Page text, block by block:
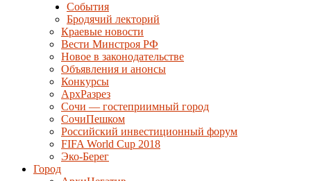
События
Бродячий лекторий
Краевые новости
Вести Минстроя РФ
Новое в законодательстве
Объявления и анонсы
Конкурсы
АрхРазрез
Сочи — гостеприимный город
СочиПешком
Российский инвестиционный форум
FIFA World Cup 2018
Эко-Берег
Город